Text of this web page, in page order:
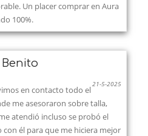
Un placer comprar en Aura
100%.
21-5-2025
en contacto todo el
me asesoraron sobre talla,
atendió incluso se probó el
él para que me hiciera mejor